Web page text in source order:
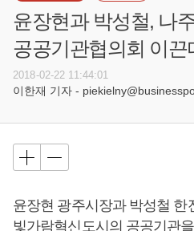
윤장현과 박성철, 나
공공기관협의회 이끈
2018-02-22 11:44:01
이한재 기자 -
윤장현 광주시장과 박성철 한
빛가람혁신도시의 공공기관